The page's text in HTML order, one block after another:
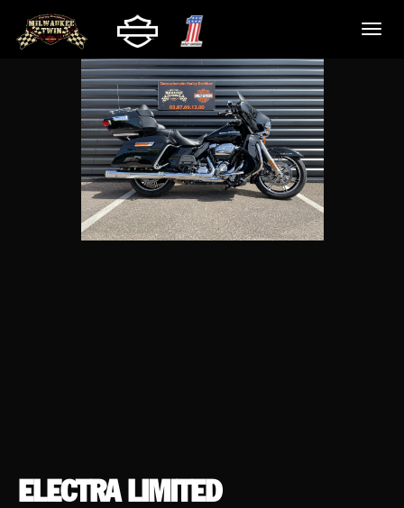
ELECTRA LIMITED